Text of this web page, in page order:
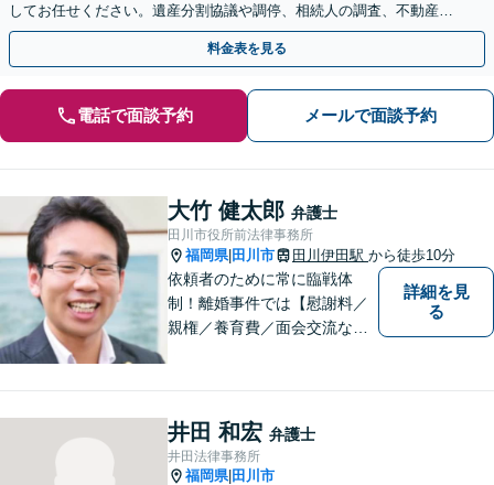
してお任せください。遺産分割協議や調停、相続人の調査、不動産相
続、使い込み・寄与分など、幅広く対応
料金表を見る
電話で面談予約 メールで面談予約
大竹 健太郎 弁護士
田川市役所前法律事務所
福岡県| 田川市 田川伊田駅 から徒歩10分
依頼者のために常に臨戦体
制！離婚事件では【慰謝料／
親権／養育費／面会交流な
活動、示談活動】を基本に迅
速対応。相続事案【遺言、遺
産分割、遺留分】では難事案
詳細を見
る
井田 和宏 弁護士
井田法律事務所
福岡県| 田川市